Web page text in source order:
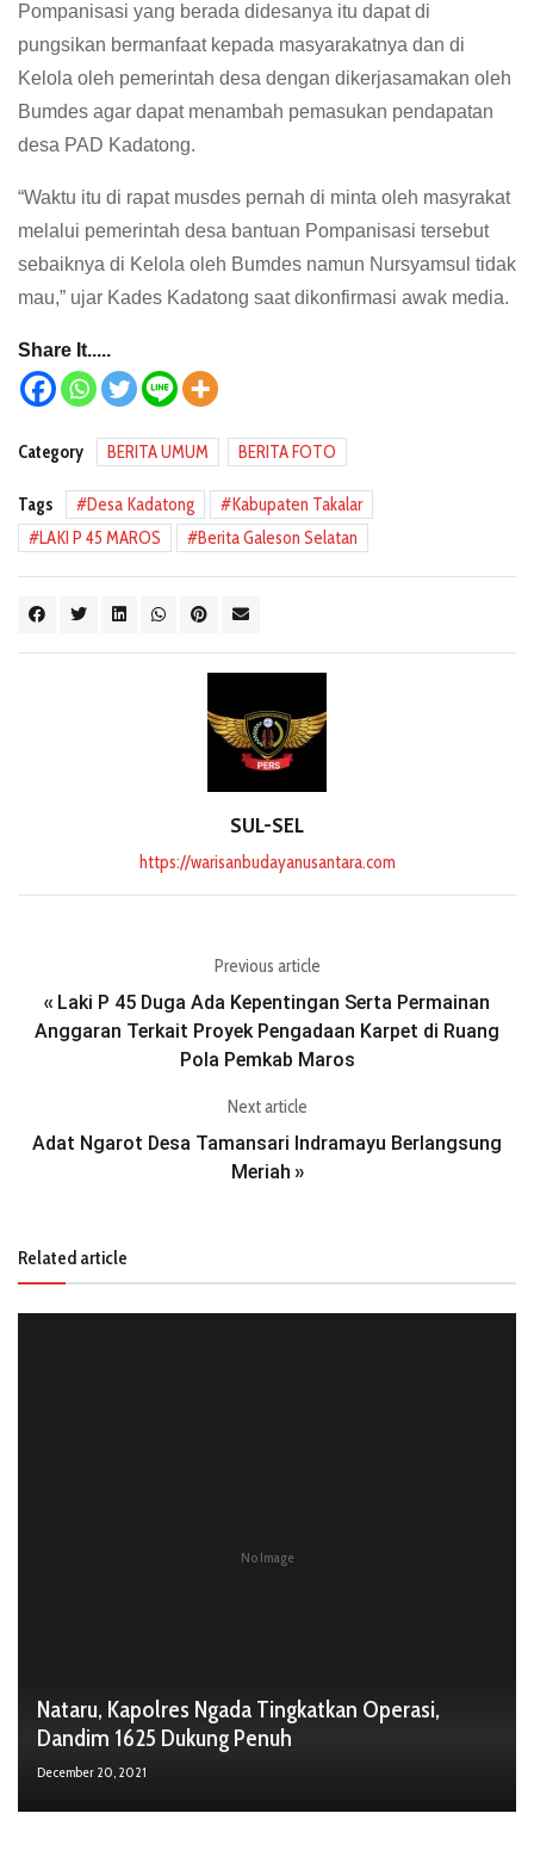
Pompanisasi yang berada didesanya itu dapat di
pungsikan bermanfaat kepada masyarakatnya dan di
Kelola oleh pemerintah desa dengan dikerjasamakan oleh
Bumdes agar dapat menambah pemasukan pendapatan
desa PAD Kadatong.
“Waktu itu di rapat musdes pernah di minta oleh masyrakat
melalui pemerintah desa bantuan Pompanisasi tersebut
sebaiknya di Kelola oleh Bumdes namun Nursyamsul tidak
mau,” ujar Kades Kadatong saat dikonfirmasi awak media.
Share It.....
Category BERITA UMUM BERITA FOTO
Tags Desa Kadatong
Kabupaten Takalar
LAKI P 45 MAROS
Berita Galeson Selatan
SUL-SEL
https://warisanbudayanusantara.com
Previous article
« Laki P 45 Duga Ada Kepentingan Serta Permainan
Anggaran Terkait Proyek Pengadaan Karpet di Ruang
Pola Pemkab Maros
Next article
Adat Ngarot Desa Tamansari Indramayu Berlangsung
Meriah »
Related article
No Image
Nataru, Kapolres Ngada Tingkatkan Operasi,
Dandim 1625 Dukung Penuh
December 20, 2021